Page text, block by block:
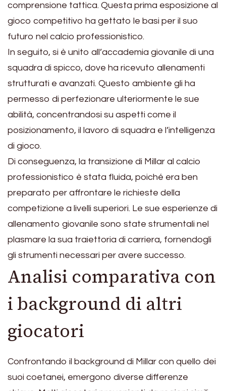
comprensione tattica. Questa prima esposizione al
gioco competitivo ha gettato le basi per il suo
futuro nel calcio professionistico.
In seguito, si è unito all’accademia giovanile di una
squadra di spicco, dove ha ricevuto allenamenti
strutturati e avanzati. Questo ambiente gli ha
permesso di perfezionare ulteriormente le sue
abilità, concentrandosi su aspetti come il
posizionamento, il lavoro di squadra e l’intelligenza
di gioco.
Di conseguenza, la transizione di Millar al calcio
professionistico è stata fluida, poiché era ben
preparato per affrontare le richieste della
competizione a livelli superiori. Le sue esperienze di
allenamento giovanile sono state strumentali nel
plasmare la sua traiettoria di carriera, fornendogli
gli strumenti necessari per avere successo.
Analisi comparativa con
i background di altri
giocatori
Confrontando il background di Millar con quello dei
suoi coetanei, emergono diverse differenze